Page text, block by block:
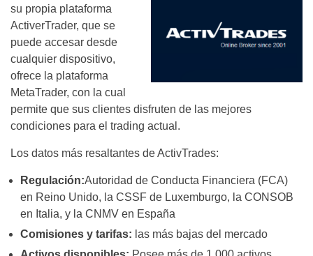
su propia plataforma
ActiverTrader, que se
puede accesar desde
cualquier dispositivo,
ofrece la plataforma
MetaTrader, con la cual
permite que sus clientes disfruten de las mejores
condiciones para el trading actual.
Los datos más resaltantes de ActivTrades:
Regulación:Autoridad de Conducta Financiera (FCA)
en Reino Unido, la CSSF de Luxemburgo, la CONSOB
en Italia, y la CNMV en España
Comisiones y tarifas: las más bajas del mercado